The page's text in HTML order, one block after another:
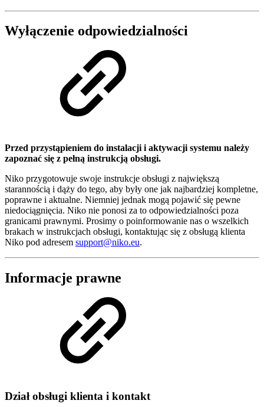
Wyłączenie odpowiedzialności
Przed przystąpieniem do instalacji i aktywacji systemu należy
zapoznać się z pełną instrukcją obsługi.
Niko przygotowuje swoje instrukcje obsługi z największą
starannością i dąży do tego, aby były one jak najbardziej kompletne,
poprawne i aktualne. Niemniej jednak mogą pojawić się pewne
niedociągnięcia. Niko nie ponosi za to odpowiedzialności poza
granicami prawnymi. Prosimy o poinformowanie nas o wszelkich
brakach w instrukcjach obsługi, kontaktując się z obsługą klienta
Niko pod adresem support@niko.eu.
Informacje prawne
Dział obsługi klienta i kontakt